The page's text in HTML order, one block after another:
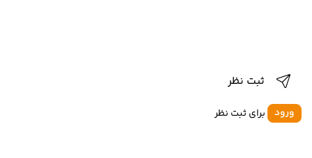
ثبت نظر
ورود برای ثبت نظر